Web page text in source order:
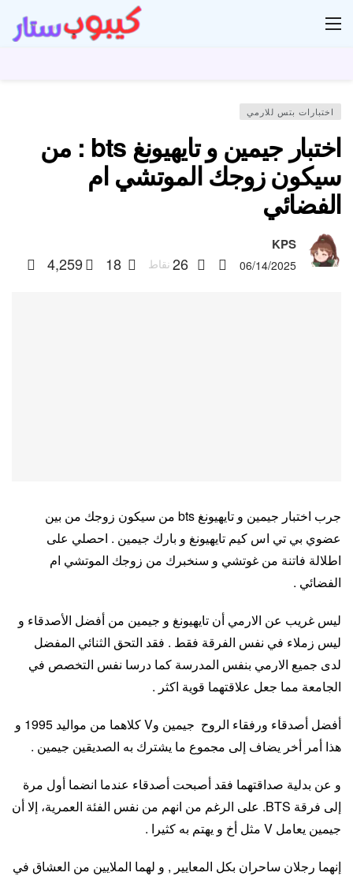
اختبارات بتس للارمي
اختبار جيمين و تايهيونغ bts : من
سيكون زوجك الموتشي ام
الفضائي
KPS
06/14/2025
26 نقاط 18
4,259
جرب اختبار جيمين و تايهيونغ bts من سيكون زوجك من بين
عضوي بي تي اس كيم تايهيونغ و بارك جيمين . احصلي على
اطلالة فاتنة من غوتشي و سنخبرك من زوجك الموتشي ام
الفضائي .
ليس غريب عن الارمي أن تايهيونغ و جيمين من أفضل الأصدقاء و
ليس زملاء في نفس الفرقة فقط . فقد التحق الثنائي المفضل
لدى جميع الارمي بنفس المدرسة كما درسا نفس التخصص في
الجامعة مما جعل علاقتهما قوية اكثر .
أفضل أصدقاء ورفقاء الروح جيمين وV كلاهما من مواليد 1995 و
هذا أمر أخر يضاف إلى مجموع ما يشترك به الصديقين جيمين .
و عن بدلية صداقتهما فقد أصبحت أصدقاء عندما انضما أول مرة
إلى فرقة BTS. على الرغم من انهم من نفس الفئة العمرية، إلا أن
جيمين يعامل V مثل أخ و يهتم به كثيرا .
إنهما رجلان ساحران بكل المعايير , و لهما الملايين من العشاق في